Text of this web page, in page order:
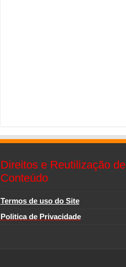
Direitos e Reutilização de
Conteúdo
Termos de uso do Site
Politica de Privacidade